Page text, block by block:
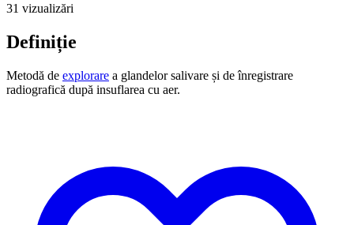
31 vizualizări
Definiție
Metodă de explorare a glandelor salivare și de înregistrare
radiografică după insuflarea cu aer.